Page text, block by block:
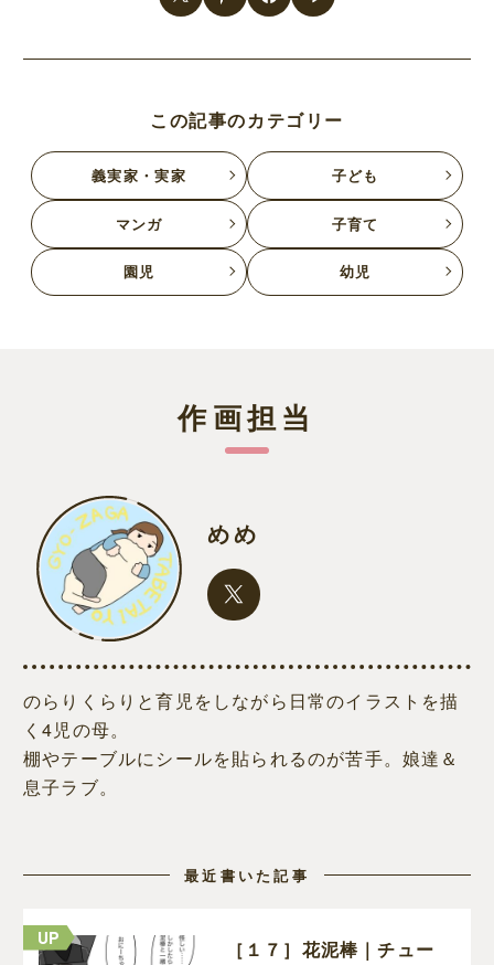
この記事のカテゴリー
義実家・実家 子ども
マンガ 子育て
園児 幼児
作画担当
めめ
のらりくらりと育児をしながら日常のイラストを描
く4児の母。
棚やテーブルにシールを貼られるのが苦手。娘達＆
息子ラブ。
最近書いた記事
［１７］花泥棒｜チュー